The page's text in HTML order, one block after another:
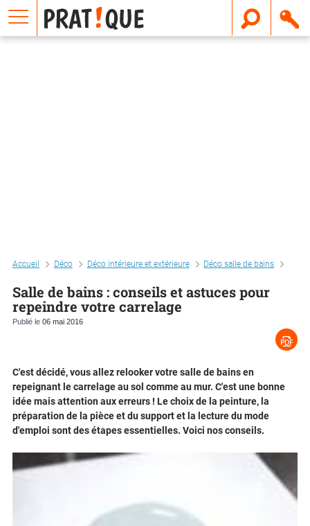
Accueil Déco Déco intérieure et extérieure Déco salle de bains
Salle de bains : conseils et astuces pour
repeindre votre carrelage
Publié le 06 mai 2016
C'est décidé, vous allez relooker votre salle de bains en
repeignant le carrelage au sol comme au mur. C'est une bonne
idée mais attention aux erreurs ! Le choix de la peinture, la
préparation de la pièce et du support et la lecture du mode
d'emploi sont des étapes essentielles. Voici nos conseils.
E
m
a